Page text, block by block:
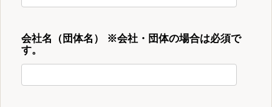
会社名（団体名） ※会社・団体の場合は必須で
す。